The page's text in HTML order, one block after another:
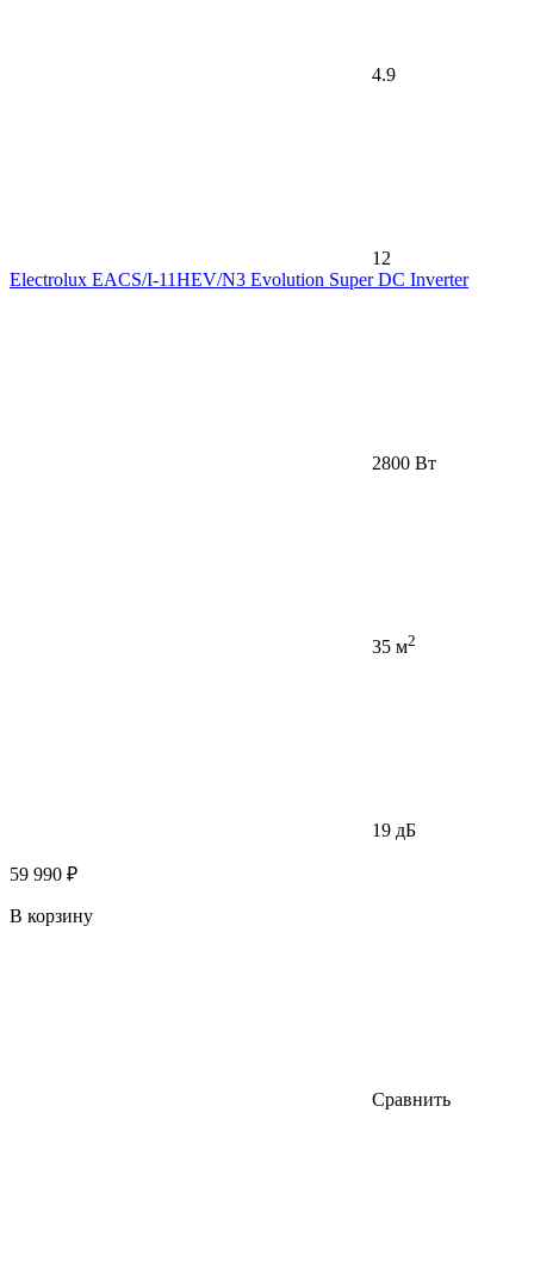
4.9
12
Electrolux EACS/I-11HEV/N3 Evolution Super DC Inverter
2800 Вт
35 м2
19 дБ
59 990 ₽
В корзину
Сравнить